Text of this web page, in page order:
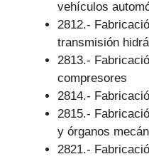
vehículos
2812.-
transmisión
2813.-
compresores
2814.-
2815.-
y órganos
2821.-